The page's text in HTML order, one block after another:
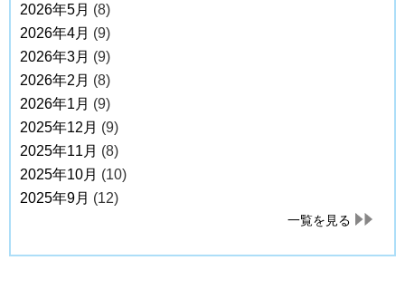
2026年5月 (8)
2026年4月 (9)
2026年3月 (9)
2026年2月 (8)
2026年1月 (9)
2025年12月 (9)
2025年11月 (8)
2025年10月 (10)
2025年9月 (12)
一覧を見る